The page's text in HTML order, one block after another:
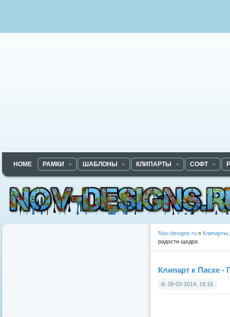
HOME РАМКИ ШАБЛОНЫ КЛИПАРТЫ СОФТ
Nov-designs.ru »
радости щедра
Клипарт к Пасхе -
28-03-2014, 18:16